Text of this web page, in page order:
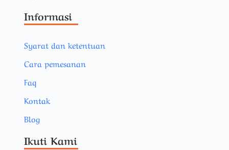
Informasi
Syarat dan ketentuan
Cara pemesanan
Faq
Kontak
Blog
Ikuti Kami